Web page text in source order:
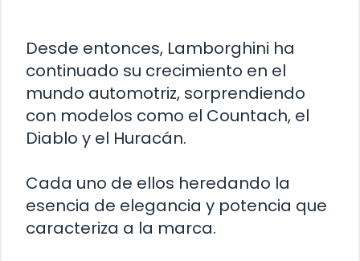
Desde entonces, Lamborghini ha
continuado su crecimiento en el
mundo automotriz, sorprendiendo
con modelos como el Countach, el
Diablo y el Huracán.
Cada uno de ellos heredando la
esencia de elegancia y potencia que
caracteriza a la marca.